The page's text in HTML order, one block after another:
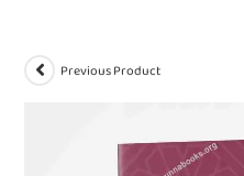
Previous Product